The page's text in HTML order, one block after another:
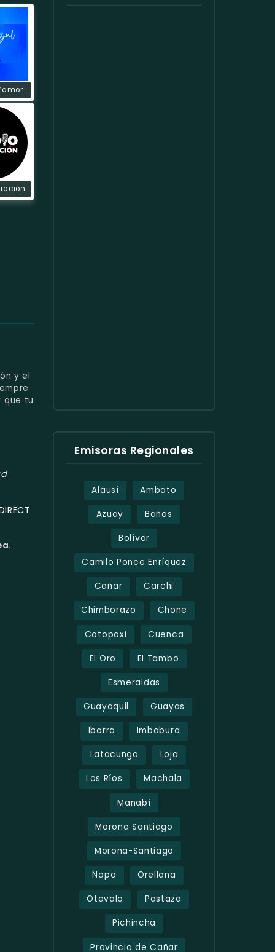
Onda Azul Zamora
y el
que tu
Emisoras Regionales
Alausí Ambato
Azuay Baños
Bolívar
Camilo Ponce Enríquez
Cañar Carchi
Chimborazo Chone
Cotopaxi Cuenca
El Oro El Tambo
Esmeraldas
Guayaquil Guayas
Ibarra Imbabura
Latacunga Loja
Los Ríos Machala
Manabí
Morona Santiago
Morona-Santiago
Napo Orellana
Otavalo Pastaza
Pichincha
Provincia de Cañar